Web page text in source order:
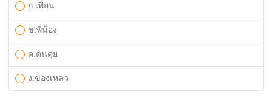
ก.เพื่อน
ข.พี่น้อง
ค.คนคุย
ง.ของเหลว